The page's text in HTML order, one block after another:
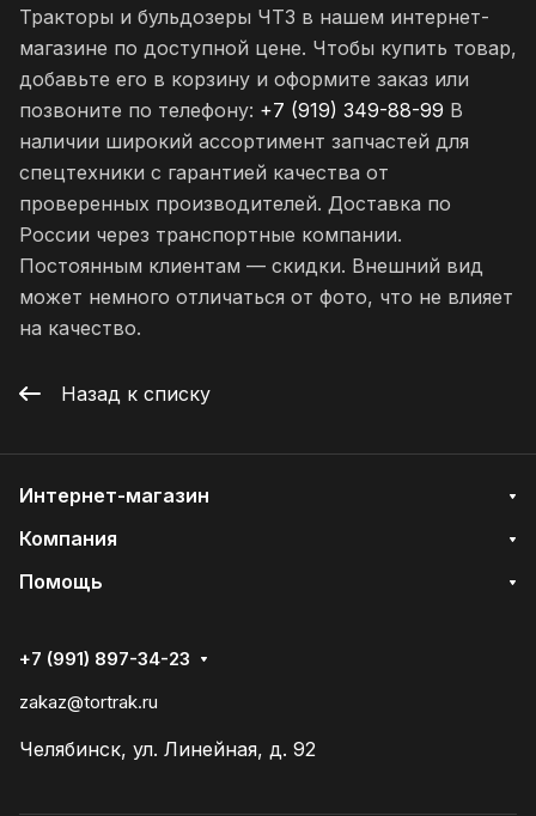
Тракторы и бульдозеры ЧТЗ в нашем интернет-
магазине по доступной цене. Чтобы купить товар,
добавьте его в корзину и оформите заказ или
позвоните по телефону: +7 (919) 349-88-99 В
наличии широкий ассортимент запчастей для
спецтехники с гарантией качества от
проверенных производителей. Доставка по
России через транспортные компании.
Постоянным клиентам — скидки. Внешний вид
может немного отличаться от фото, что не влияет
на качество.
Назад к списку
Интернет-магазин
Компания
Помощь
+7 (991) 897-34-23
zakaz@tortrak.ru
Челябинск, ул. Линейная, д. 92